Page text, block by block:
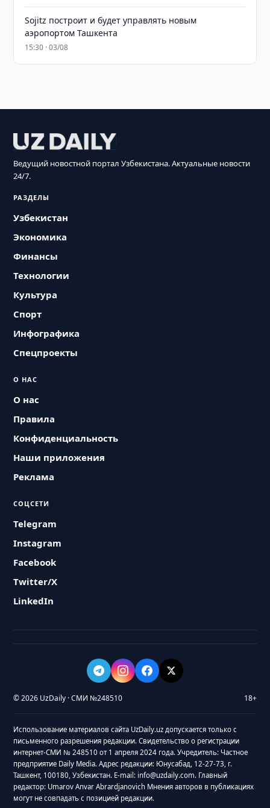
Sojitz построит и будет управлять новым
аэропортом Ташкента
15:30 · 03/08
Ведущий новостной портал Узбекистана. Актуальные новости
24/7.
РАЗДЕЛЫ
Узбекистан
Экономика
Финансы
Технологии
Культура
Спорт
Инфографика
Спецпроекты
О НАС
О нас
Правила
Конфиденциальность
Наши приложения
Реклама
СОЦСЕТИ
Telegram
Instagram
Facebook
Twitter/X
LinkedIn
© 2026 UzDaily · СМИ №248510 18+
Использование материалов сайта UzDaily.uz допускается только с
письменного разрешения редакции. Свидетельство о регистрации
интернет-СМИ № 248510 от 1 апреля 2024 года. Учредитель: Частное
предприятие Daily Media. Адрес редакции: Юнусабад, 12-27-73, г.
Ташкент, 100180, Узбекистан. E-mail: info@uzdaily.com. Главный
редактор: Umarov Anvar Abrardjanovich Мнения авторов в публикациях
могут не совпадать с позицией редакции.